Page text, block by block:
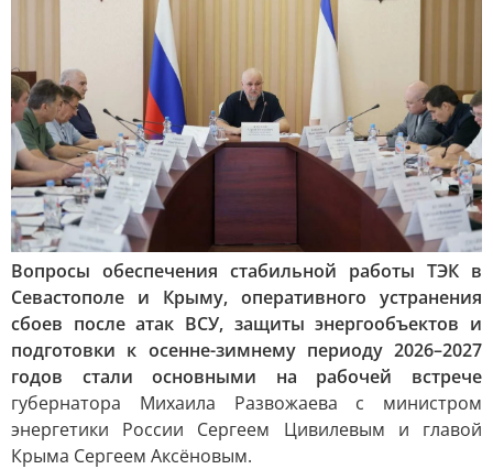
Вопросы обеспечения стабильной работы ТЭК в
Севастополе и Крыму, оперативного устранения
сбоев после атак ВСУ, защиты энергообъектов и
подготовки к осенне-зимнему периоду 2026–2027
годов стали основными на рабочей встрече
губернатора Михаила Развожаева с министром
энергетики России Сергеем Цивилевым и главой
Крыма Сергеем Аксёновым.